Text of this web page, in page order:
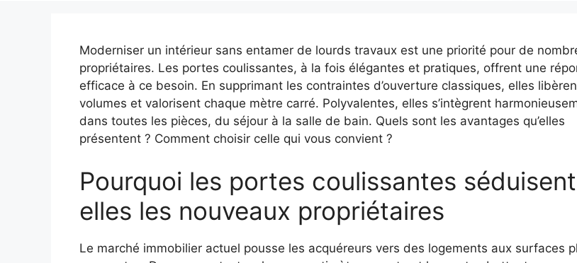
Moderniser un intérieur sans entamer de lourds travaux est une priorité pour de
propriétaires. Les portes coulissantes, à la fois élégantes et pratiques, offrent une
efficace à ce besoin. En supprimant les contraintes d’ouverture classiques, elles
volumes et valorisent chaque mètre carré. Polyvalentes, elles s’intègrent
dans toutes les pièces, du séjour à la salle de bain. Quels sont les avantages qu’elles
présentent ? Comment choisir celle qui vous convient ?
Pourquoi les portes coulissantes
elles les nouveaux propriétaires
Le marché immobilier actuel pousse les acquéreurs vers des logements aux surfaces